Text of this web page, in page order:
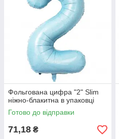
Фольгована цифра "2" Slim
ніжно-блакитна в упаковці
Готово до відправки
71,18 ₴